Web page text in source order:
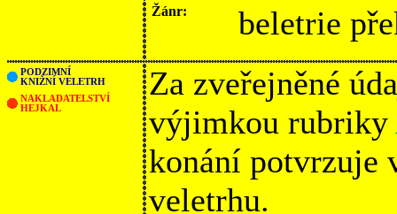
Žánr: beletrie
PODZIMNÍ
KNIŽNÍ VELETRH
NAKLADATELSTVÍ
HEJKAL
Za zveřejněné
výjimkou rubriky
konání potvrzuje
veletrhu.